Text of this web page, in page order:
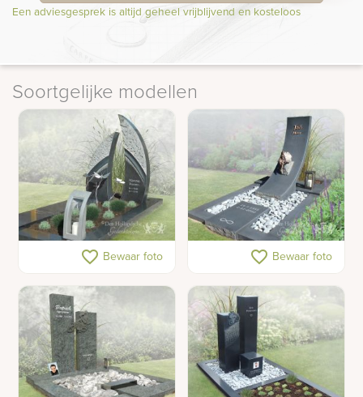
Een adviesgesprek is altijd geheel vrijblijvend en kosteloos
Soortgelijke modellen
Grafmonument met
opvallende lettersteen
favorite_border Bewaar foto Moderne grafsteen
favorite_border Bewaar foto